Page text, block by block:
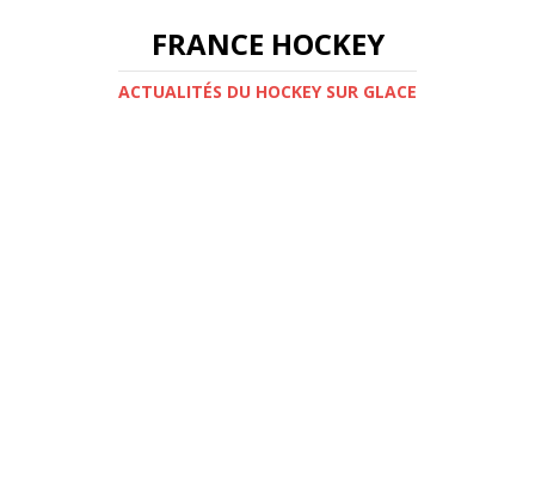
FRANCE HOCKEY
ACTUALITÉS DU HOCKEY SUR GLACE